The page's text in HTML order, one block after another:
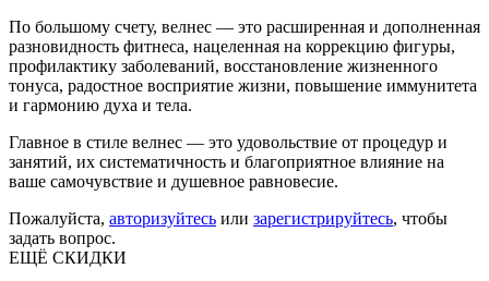
По большому счету, велнес — это расширенная и дополненная
разновидность фитнеса, нацеленная на коррекцию фигуры,
профилактику заболеваний, восстановление жизненного
тонуса, радостное восприятие жизни, повышение иммунитета
и гармонию духа и тела.
Главное в стиле велнес — это удовольствие от процедур и
занятий, их систематичность и благоприятное влияние на
ваше самочувствие и душевное равновесие.
Пожалуйста, авторизуйтесь или зарегистрируйтесь, чтобы
задать вопрос.
ЕЩЁ СКИДКИ